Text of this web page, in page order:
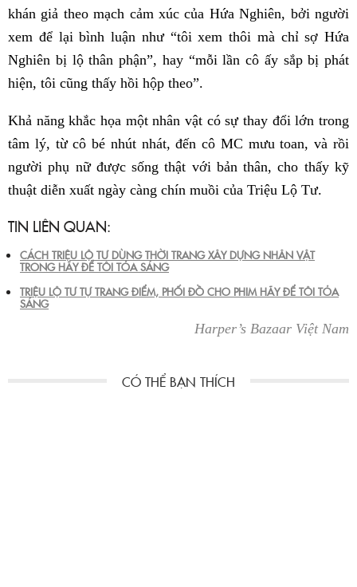
khán giả theo mạch cảm xúc của Hứa Nghiên, bởi người
xem để lại bình luận như “tôi xem thôi mà chỉ sợ Hứa
Nghiên bị lộ thân phận”, hay “mỗi lần cô ấy sắp bị phát
hiện, tôi cũng thấy hồi hộp theo”.
Khả năng khắc họa một nhân vật có sự thay đổi lớn trong
tâm lý, từ cô bé nhút nhát, đến cô MC mưu toan, và rồi
người phụ nữ được sống thật với bản thân, cho thấy kỹ
thuật diễn xuất ngày càng chín muồi của Triệu Lộ Tư.
TIN LIÊN QUAN:
CÁCH TRIỆU LỘ TƯ DÙNG THỜI TRANG XÂY DỰNG NHÂN VẬT
TRONG HÃY ĐỂ TÔI TỎA SÁNG
TRIỆU LỘ TƯ TỰ TRANG ĐIỂM, PHỐI ĐỒ CHO PHIM HÃY ĐỂ TÔI TỎA
SÁNG
Harper’s Bazaar Việt Nam